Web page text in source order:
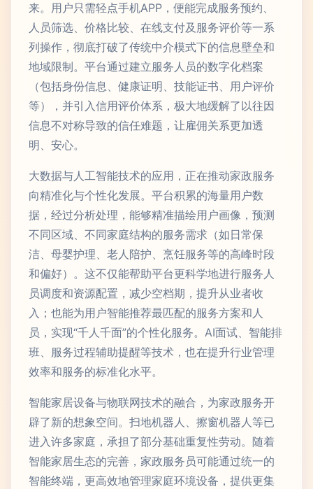
来。用户只需轻点手机APP，便能完成服务预约、
人员筛选、价格比较、在线支付及服务评价等一系
列操作，彻底打破了传统中介模式下的信息壁垒和
地域限制。平台通过建立服务人员的数字化档案
（包括身份信息、健康证明、技能证书、用户评价
等），并引入信用评价体系，极大地缓解了以往因
信息不对称导致的信任难题，让雇佣关系更加透
明、安心。
大数据与人工智能技术的应用，正在推动家政服务
向精准化与个性化发展。平台积累的海量用户数
据，经过分析处理，能够精准描绘用户画像，预测
不同区域、不同家庭结构的服务需求（如日常保
洁、母婴护理、老人陪护、烹饪服务等的高峰时段
和偏好）。这不仅能帮助平台更科学地进行服务人
员调度和资源配置，减少空档期，提升从业者收
入；也能为用户智能推荐最匹配的服务方案和人
员，实现“千人千面”的个性化服务。AI面试、智能排
班、服务过程辅助提醒等技术，也在提升行业管理
效率和服务的标准化水平。
智能家居设备与物联网技术的融合，为家政服务开
辟了新的想象空间。扫地机器人、擦窗机器人等已
进入许多家庭，承担了部分基础重复性劳动。随着
智能家居生态的完善，家政服务员可能通过统一的
智能终端，更高效地管理家庭环境设备，提供更集